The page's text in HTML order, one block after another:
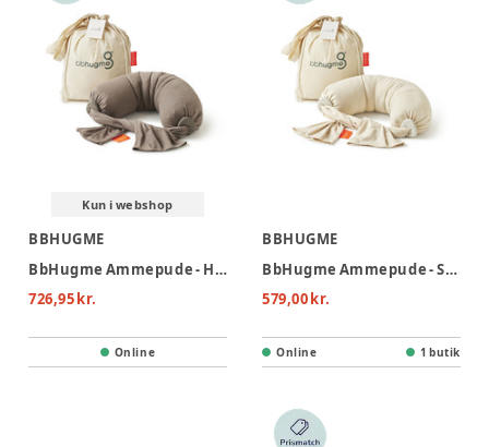
Kun i webshop
BBHUGME
BbHugme Ammepude - Hazel Brown
726,95 kr.
Online
BBHUGME
BbHugme Ammepude - Soft White
579,00 kr.
Online 1 butik